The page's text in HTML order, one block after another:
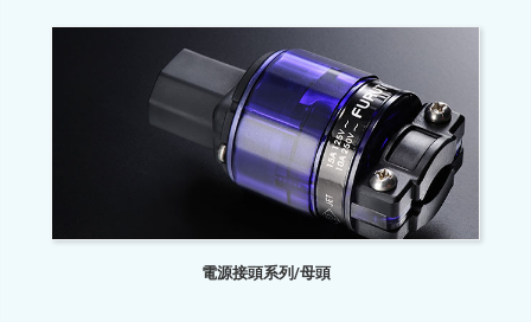
電源接頭系列/母頭